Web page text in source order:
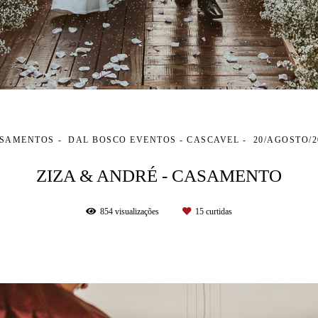
DAL BOSCO EVENTOS - CASCAVEL 20/AGOSTO/
ZIZA & ANDRÉ - CASAMENTO
854 visualizações 15 curtidas